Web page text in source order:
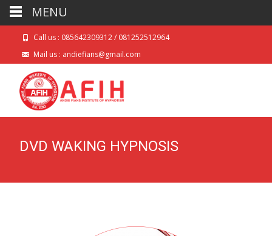
Call us : 085642309312 / 081252512964
Mail us : andiefians@gmail.com
DVD WAKING HYPNOSIS
MENU